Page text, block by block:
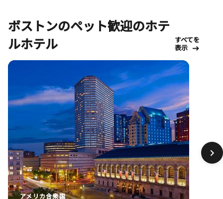
ボストンのペット歓迎のホテ
ルホテル
すべてを
表示
アメリカ合衆国